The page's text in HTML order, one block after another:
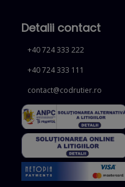
Detalii contact
+40 724 333 222
+40 724 333 111
contact@codrutier.ro